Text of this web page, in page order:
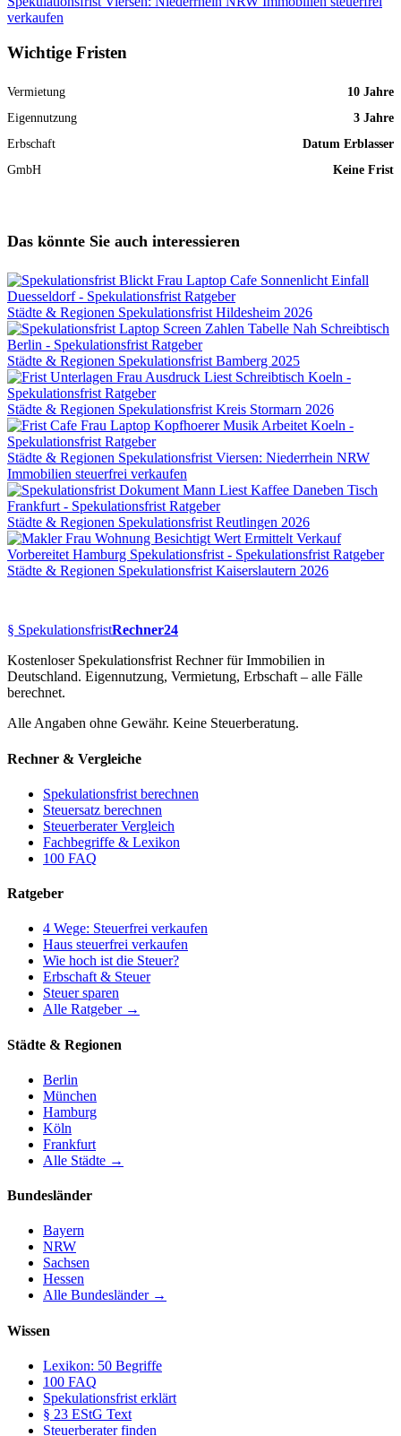
verkaufen
Wichtige Fristen
Vermietung
10 Jahre
Eigennutzung
3 Jahre
Erbschaft
Datum Erblasser
GmbH
Keine Frist
Das könnte Sie auch interessieren
Städte & Regionen Spekulationsfrist Hildesheim 2026
Städte & Regionen Spekulationsfrist Bamberg 2025
Städte & Regionen Spekulationsfrist Kreis Stormarn 2026
Städte & Regionen Spekulationsfrist Viersen: Niederrhein NRW
Immobilien steuerfrei verkaufen
Städte & Regionen Spekulationsfrist Reutlingen 2026
Städte & Regionen Spekulationsfrist Kaiserslautern 2026
§ SpekulationsfristRechner24
Kostenloser Spekulationsfrist Rechner für Immobilien in
Deutschland. Eigennutzung, Vermietung, Erbschaft – alle Fälle
berechnet.
Alle Angaben ohne Gewähr. Keine Steuerberatung.
Rechner & Vergleiche
Spekulationsfrist berechnen
Steuersatz berechnen
Steuerberater Vergleich
Fachbegriffe & Lexikon
100 FAQ
Ratgeber
4 Wege: Steuerfrei verkaufen
Haus steuerfrei verkaufen
Wie hoch ist die Steuer?
Erbschaft & Steuer
Steuer sparen
Alle Ratgeber →
Städte & Regionen
Berlin
München
Hamburg
Köln
Frankfurt
Alle Städte →
Bundesländer
Bayern
NRW
Sachsen
Hessen
Alle Bundesländer →
Wissen
Lexikon: 50 Begriffe
100 FAQ
Spekulationsfrist erklärt
§ 23 EStG Text
Steuerberater finden